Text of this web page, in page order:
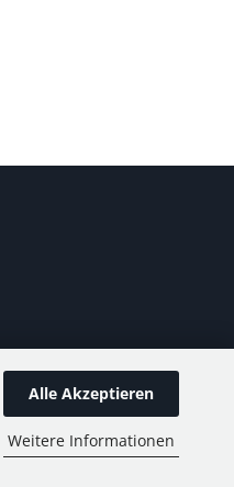
Alle Akzeptieren
Weitere Informationen